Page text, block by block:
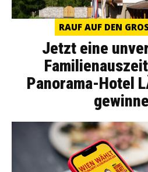
RAUF AUF DEN
Jetzt eine
Panorama-Hotel